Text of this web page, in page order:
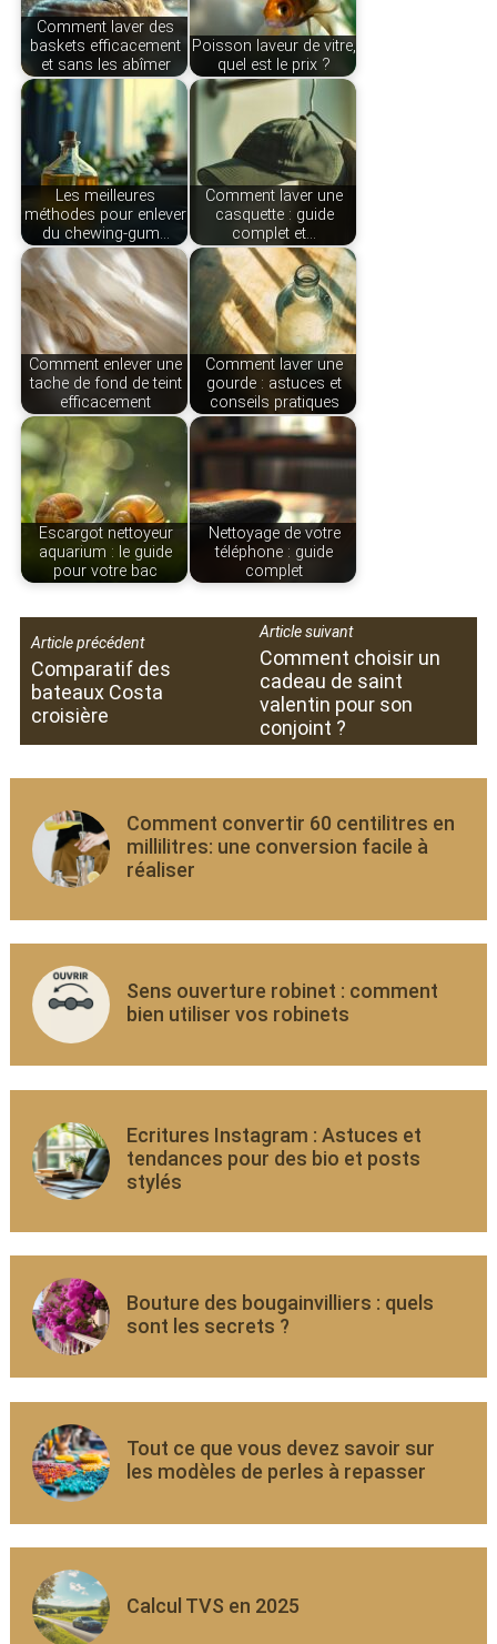
Comment laver des
baskets efficacement
et sans les abîmer
Poisson laveur de vitre,
quel est le prix ?
Les meilleures
méthodes pour enlever
du chewing-gum…
Comment laver une
casquette : guide
complet et…
Comment enlever une
tache de fond de teint
efficacement
Comment laver une
gourde : astuces et
conseils pratiques
Escargot nettoyeur
aquarium : le guide
pour votre bac
Nettoyage de votre
téléphone : guide
complet
Article précédent
Comparatif des
bateaux Costa
croisière
Article suivant
Comment choisir un
cadeau de saint
valentin pour son
conjoint ?
Comment convertir 60 centilitres en
millilitres: une conversion facile à
réaliser
Sens ouverture robinet : comment
bien utiliser vos robinets
Ecritures Instagram : Astuces et
tendances pour des bio et posts
stylés
Bouture des bougainvilliers : quels
sont les secrets ?
Tout ce que vous devez savoir sur
les modèles de perles à repasser
Calcul TVS en 2025